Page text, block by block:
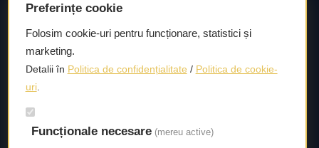
Consultanță și asistență tehnică
Consultanță și asistență tehnică pentru alegerea pieselor
potrivite și efectuarea reparațiilor sau întreținerii corecte.
Livrare rapidă
Preferințe cookie
Folosim cookie-uri pentru funcționare, statistici și
marketing.
Detalii în Politica de confidențialitate / Politica de cookie-
uri.
Funcționale necesare (mereu active)